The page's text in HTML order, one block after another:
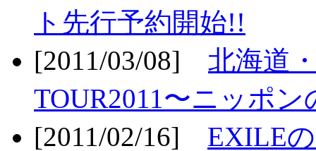
ト先行予約開始!!
[2011/03/08] 北海道
TOUR2011〜ニッポ
[2011/02/16] EXILE